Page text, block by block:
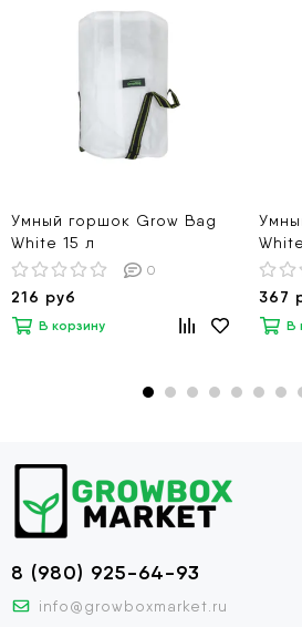
Умный горшок Grow Bag
White 15 л
0
216 руб
В корзину
367
В
8 (980) 925-64-93
info@growboxmarket.ru